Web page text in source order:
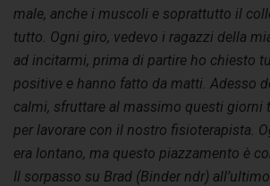
male, anche i muscoli e soprattutto il
tutto. Ogni giro, vedevo i ragazzi della
ad incitarmi, prima di partire ho chiesto
positive e hanno fatto da matti. Adesso
calmi, sfruttare al massimo questi giorni
per lavorare con il nostro fisioterapista.
era lontano, ma questo piazzamento è
Il sorpasso su Brad (Binder ndr)